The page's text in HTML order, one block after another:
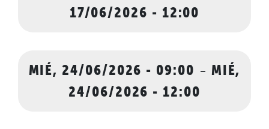
17/06/2026 - 12:00
MIÉ, 24/06/2026 - 09:00 - MIÉ,
24/06/2026 - 12:00